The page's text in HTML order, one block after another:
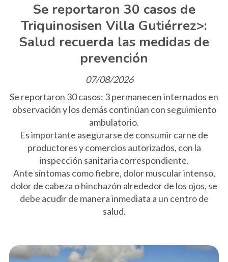
Se reportaron 30 casos de
Triquinosisen Villa Gutiérrez>:
Salud recuerda las medidas de
prevención
07/08/2026
Se reportaron 30 casos: 3 permanecen internados en
observación y los demás continúan con seguimiento
ambulatorio.
Es importante asegurarse de consumir carne de
productores y comercios autorizados, con la
inspección sanitaria correspondiente.
Ante síntomas como fiebre, dolor muscular intenso,
dolor de cabeza o hinchazón alrededor de los ojos, se
debe acudir de manera inmediata a un centro de
salud.